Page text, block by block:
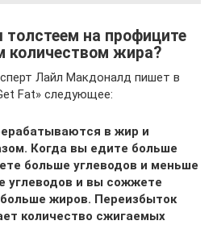
на профиците
количеством жира?
Лайл Макдоналд пишет в
Fat» следующее:
в жир и
Когда вы едите больше
больше углеводов и меньше
углеводов и вы сожжете
жиров. Переизбыток
количество сжигаемых